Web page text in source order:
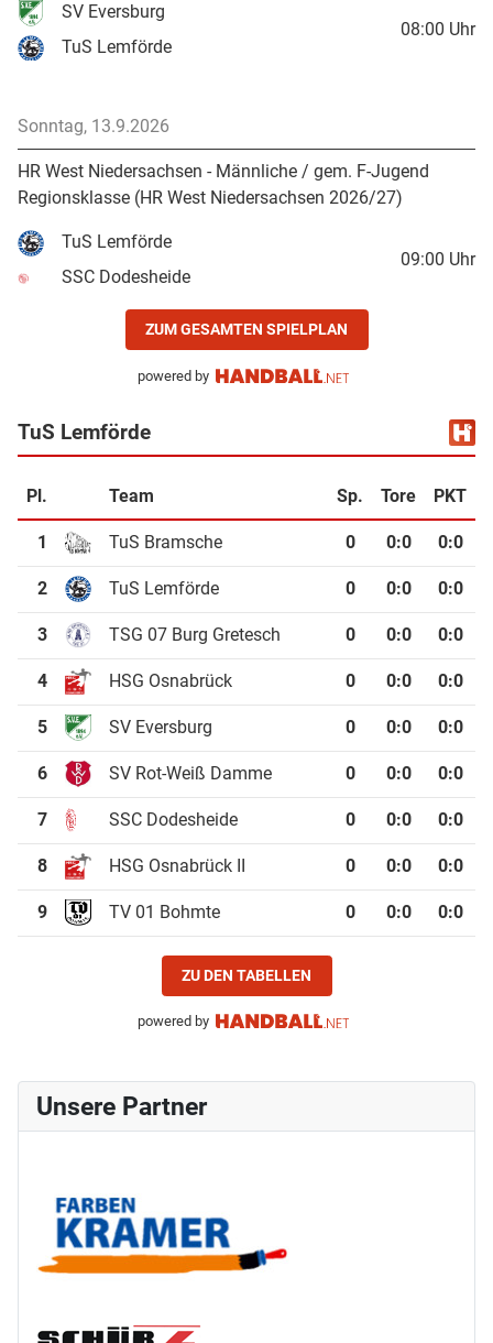
SV Eversburg
TuS Lemförde
08:00 Uhr
Sonntag, 13.9.2026
HR West Niedersachsen - Männliche / gem. F-Jugend
Regionsklasse (HR West Niedersachsen 2026/27)
TuS Lemförde
SSC Dodesheide
09:00 Uhr
ZUM GESAMTEN SPIELPLAN
powered by
TuS Lemförde
Pl. Team Sp. Tore PKT
1 TuS Bramsche 0 0:0 0:0
2 TuS Lemförde 0 0:0 0:0
3 TSG 07 Burg Gretesch 0 0:0 0:0
4 HSG Osnabrück 0 0:0 0:0
5 SV Eversburg 0 0:0 0:0
6 SV Rot-Weiß Damme 0 0:0 0:0
7 SSC Dodesheide 0 0:0 0:0
8 HSG Osnabrück II 0 0:0 0:0
9 TV 01 Bohmte 0 0:0 0:0
ZU DEN TABELLEN
powered by
Unsere Partner